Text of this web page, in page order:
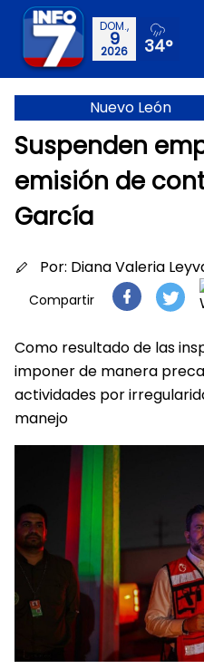
DOM.,
9
2026 34°
Nuevo León
Suspenden
emisión de
García
Por: Diana Valeria
Compartir
Como resultado de las
imponer de manera
actividades por
manejo